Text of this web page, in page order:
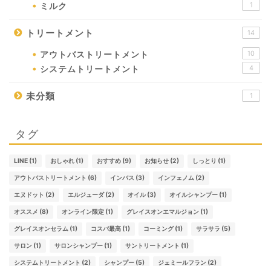
ミルク 1
トリートメント 14
アウトバストリートメント 10
システムトリートメント 4
未分類 1
タグ
LINE (1) おしゃれ (1) おすすめ (9) お知らせ (2) しっとり (1)
アウトバストリートメント (6) インバス (3) インフェノム (2)
エヌドット (2) エルジューダ(2) オイル(3) オイルシャンプー (1)
オススメ (8) オンライン限定 (1) グレイスオンエマルジョン (1)
グレイスオンセラム (1) コスパ最高 (1) コーミング(1) サラサラ (5)
サロン (1) サロンシャンプー (1) サントリートメント (1)
システムトリートメント (2) シャンプー (5) ジェミールフラン (2)